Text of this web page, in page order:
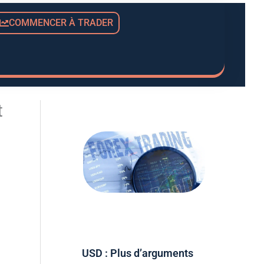
COMMENCER À TRADER
USD : Plus d’arguments